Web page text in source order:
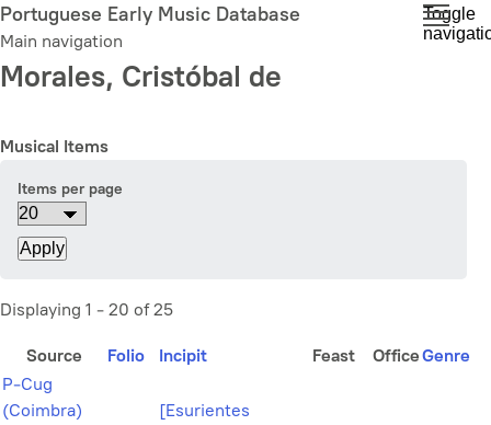
Skip
to
main
content
Portuguese Early Music Database
Main navigation
Toggle
Morales, Cristóbal de
Musical Items
Items per page
Displaying 1 - 20 of 25
Source Folio Incipit Feast OfficeGenre
P-Cug
(Coimbra)
[Esurientes